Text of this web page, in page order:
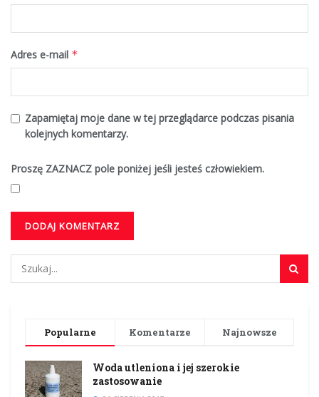
Adres e-mail *
Zapamiętaj moje dane w tej przeglądarce podczas pisania
kolejnych komentarzy.
Proszę ZAZNACZ pole poniżej jeśli jesteś człowiekiem.
Popularne Komentarze Najnowsze
Woda utleniona i jej szerokie
zastosowanie